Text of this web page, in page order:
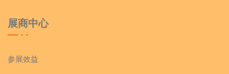
展商中心
参展效益